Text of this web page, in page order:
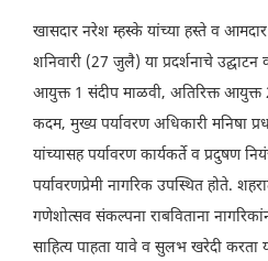
खासदार नरेश म्हस्के यांच्या हस्ते व
शनिवारी (27 जुलै) या प्रदर्शनाचे
आयुक्त 1 संदीप माळवी, अतिरिक्त
कदम, मुख्य पर्यावरण अधिकारी मनिषा
यांच्यासह पर्यावरण कार्यकर्ते व प्रदुषण
पर्यावरणप्रेमी नागरिक उपस्थित होते.
गणेशोत्सव संकल्पना राबविताना
साहित्य पाहता यावे व सुलभ खरेदी करता